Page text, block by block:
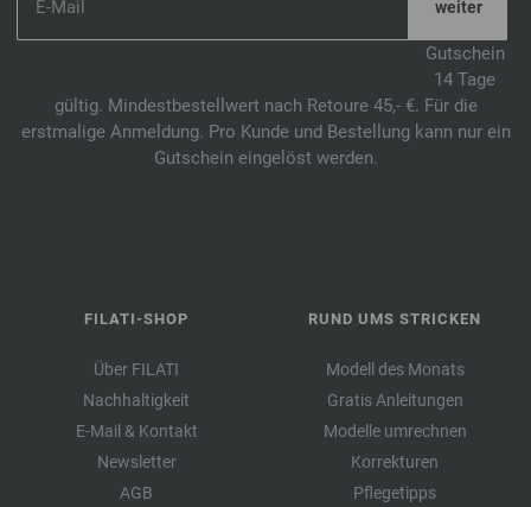
Gutschein
14 Tage
gültig. Mindestbestellwert nach Retoure 45,- €. Für die
erstmalige Anmeldung. Pro Kunde und Bestellung kann nur ein
Gutschein eingelöst werden.
FILATI-SHOP
Über FILATI
Nachhaltigkeit
E-Mail & Kontakt
Newsletter
AGB
RUND UMS STRICKEN
Modell des Monats
Gratis Anleitungen
Modelle umrechnen
Korrekturen
Pflegetipps